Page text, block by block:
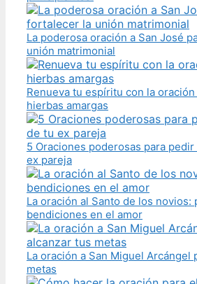
La poderosa oración a San José
unión matrimonial
Renueva tu espíritu con la
hierbas amargas
5 Oraciones poderosas para
ex pareja
La oración al Santo de los novios:
bendiciones en el amor
La oración a San Miguel Arcángel
metas